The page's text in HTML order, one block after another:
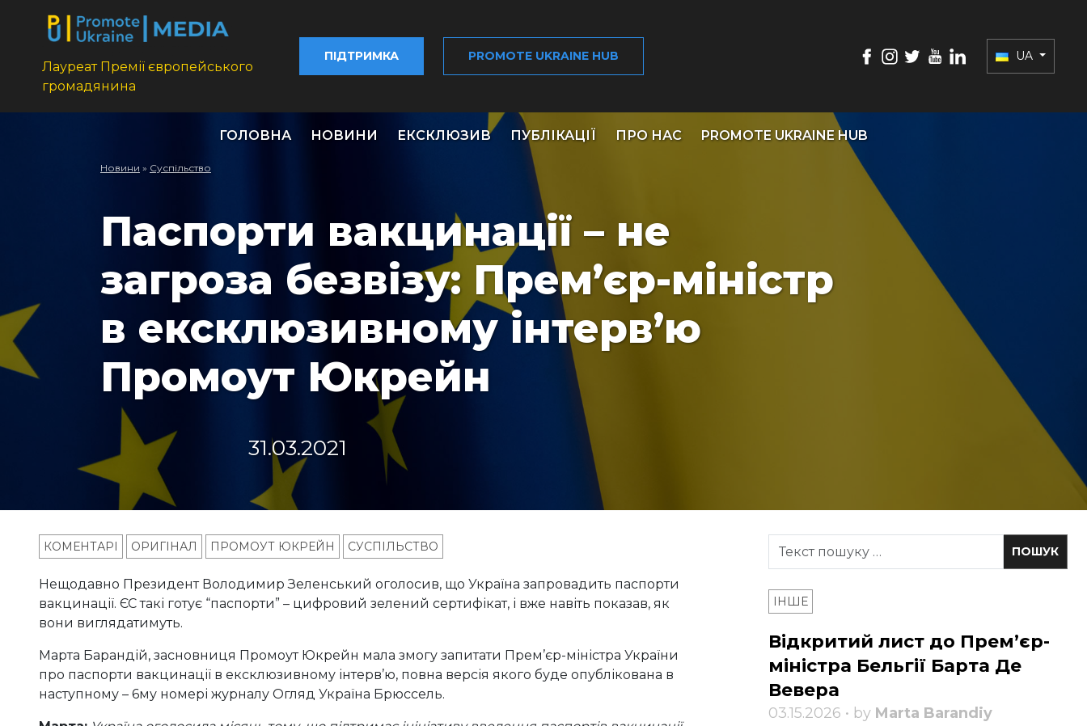
Лауреат Премії європейського
громадянина
ПІДТРИМКА PROMOTE UKRAINE HUB UA
ГОЛОВНА НОВИНИ ЕКСКЛЮЗИВ ПУБЛІКАЦІЇ ПРО НАС PROMOTE UKRAINE HUB
Новини » Суспільство
Паспорти вакцинації – не
загроза безвізу: Прем’єр-міністр
в ексклюзивному інтерв’ю
Промоут Юкрейн
31.03.2021
КОМЕНТАРІ ОРИГІНАЛ ПРОМОУТ ЮКРЕЙН СУСПІЛЬСТВО
Нещодавно Президент Володимир Зеленський оголосив, що Україна запровадить паспорти
вакцинації. ЄС такі готує “паспорти” – цифровий зелений сертифікат, і вже навіть показав, як
вони виглядатимуть.
Марта Барандій, засновниця Промоут Юкрейн мала змогу запитати Прем’єр-міністра України
про паспорти вакцинації в ексклюзивному інтерв’ю, повна версія якого буде опублікована в
наступному – 6му номері журналу Огляд Україна Брюссель.
ІНШЕ
Відкритий лист до Прем’єр-
міністра Бельгії Барта Де
Вевера
03.15.2026 • by Marta Barandiy